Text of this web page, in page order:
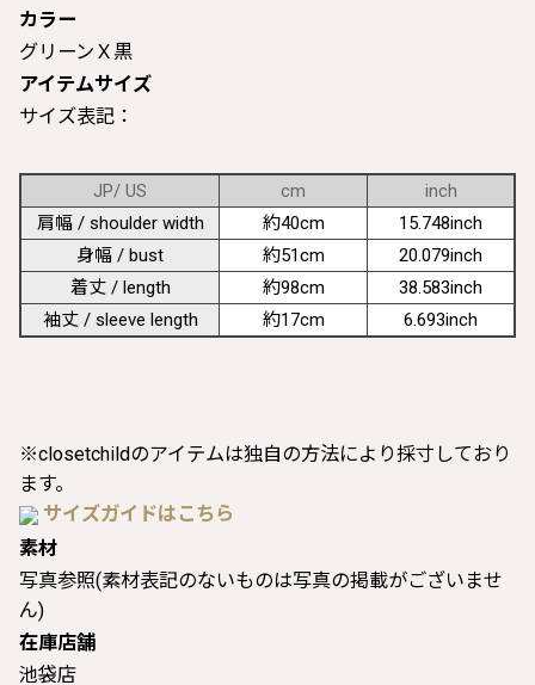
カラー
グリーンＸ黒
アイテムサイズ
サイズ表記：
JP/ US cm
inch
肩幅 / shoulder width
約40cm
15.748inch
身幅 / bust
約51cm
20.079inch
着丈 / length
約98cm
38.583inch
袖丈 / sleeve length
約17cm 6.693inch
※closetchildのアイテムは独自の方法により採寸しており
ます。
サイズガイドはこちら
素材
写真参照(素材表記のないものは写真の掲載がございませ
ん)
在庫店舗
池袋店